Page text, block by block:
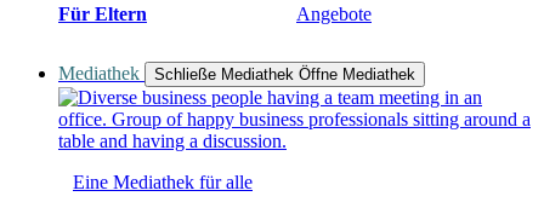
Für Eltern Angebote
Mediathek Schließe Mediathek Öffne Mediathek
Eine Mediathek für alle